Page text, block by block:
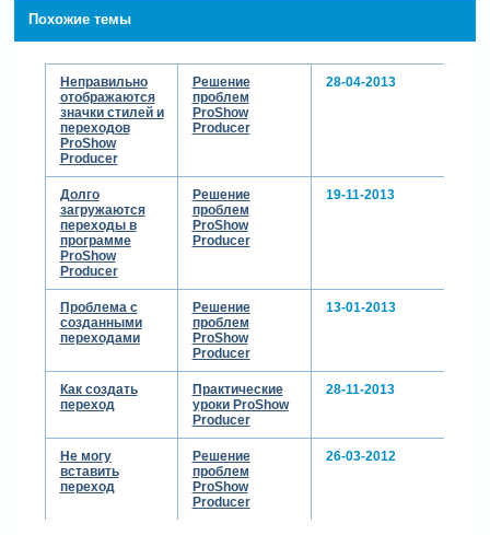
Похожие темы
Неправильно
отображаются
значки стилей и
переходов
ProShow
Producer
Решение
проблем
ProShow
Producer
28-04-2013
Долго
загружаются
переходы в
программе
ProShow
Producer
Решение
проблем
ProShow
Producer
19-11-2013
Проблема с
созданными
переходами
Решение
проблем
ProShow
Producer
13-01-2013
Как создать
переход
Практические
уроки ProShow
Producer
28-11-2013
Не могу
вставить
переход
Решение
проблем
ProShow
Producer
26-03-2012